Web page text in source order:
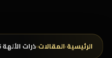
الرئيسية›المقالات›ذرات الألهة 666